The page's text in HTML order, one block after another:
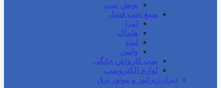
پویش پمپ
منبع تحت فشار
امرا
هاماک
لیدو
واتس
پمپ کارواش خانگی
لوازم الکتروپمپ
دیزل ژنراتور و موتور برق